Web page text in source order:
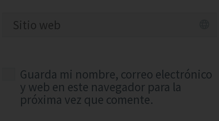
Guarda mi nombre, correo electrónico
y web en este navegador para la
próxima vez que comente.